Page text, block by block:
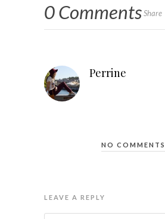
0 CommentsShare
Perrine
NO COMMENTS
LEAVE A REPLY